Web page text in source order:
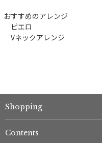
おすすめのアレンジ
ピエロ
Vネックアレンジ
Shopping
Contents